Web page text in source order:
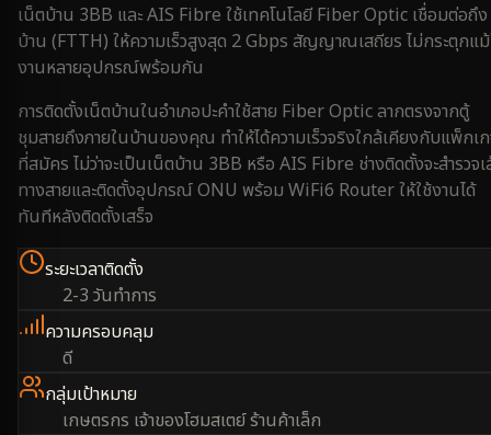
เน็ตบ้าน 3BB และ AIS Fibre ใช้เทคโนโลยี Fiber Optic เชื่อมต่อถึง
บ้าน (FTTH) ให้ความเร็วสูงสุด 2 Gbps สัญญาณเสถียร ไม่กระตุกแ
งานหลายอุปกรณ์พร้อมกัน
การติดตั้งเน็ตบ้านในอำเภอปะคำใช้สาย Fiber Optic ลากตรงจากตู้
ชุมสายถึงภายในบ้านของคุณ ทำให้ได้ความเร็วจริงใกล้เคียงกับแพ็กเ
ที่สมัคร ไม่ว่าจะเป็นเน็ตบ้าน 3BB หรือ AIS Fibre ช่างติดตั้งจะสำรวจ
ทางสายและติดตั้งอุปกรณ์ ONU พร้อม WiFi6 Router ให้ใช้งานได้
ทันทีหลังติดตั้งเสร็จ
ระยะเวลาติดตั้ง
2-3 วันทำการ
ความครอบคลุม
ดี
กลุ่มเป้าหมาย
เกษตรกร เจ้าของโฮมสเตย์ ร้านค้าเล็ก